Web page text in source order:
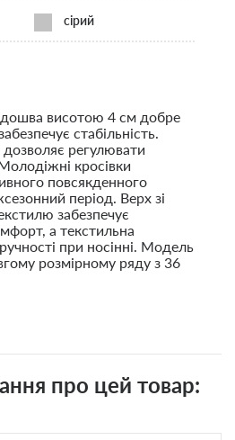
сірий
висотою 4 см добре
стабільність.
регулювати
кросівки
повсякденного
період. Верх зі
забезпечує
а текстильна
при носінні. Модель
розмірному ряду з 36
про цей товар: